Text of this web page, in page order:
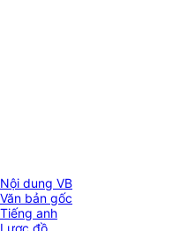
Nội dung VB
Văn bản gốc
Tiếng anh
Lược đồ